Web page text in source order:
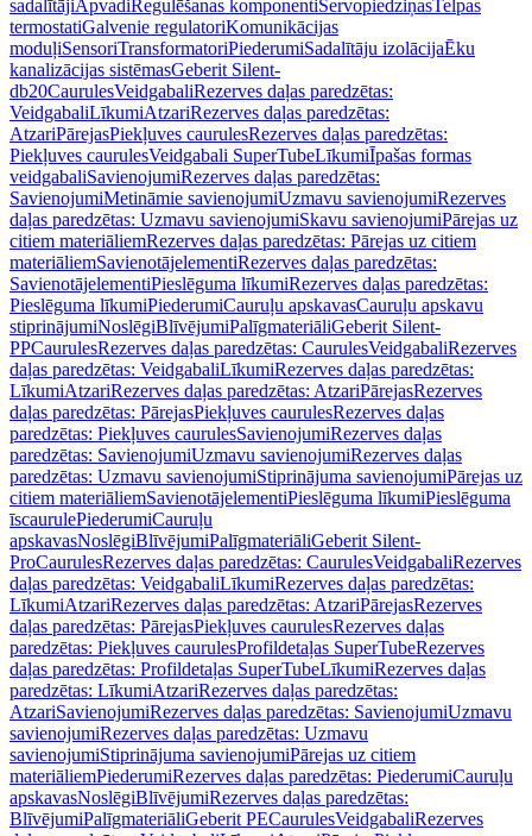
sadalītājiApvadiRegulēšanas komponentiServopiedziņasTelpas
termostatiGalvenie regulatoriKomunikācijas
moduļiSensoriTransformatoriPiederumiSadalītāju izolācijaĒku
kanalizācijas sistēmasGeberit Silent-
db20CaurulesVeidgabaliRezerves daļas paredzētas:
VeidgabaliLīkumiAtzariRezerves daļas paredzētas:
AtzariPārejasPiekļuves caurulesRezerves daļas paredzētas:
Piekļuves caurulesVeidgabali SuperTubeLīkumiĪpašas formas
veidgabaliSavienojumiRezerves daļas paredzētas:
SavienojumiMetināmie savienojumiUzmavu savienojumiRezerves
daļas paredzētas: Uzmavu savienojumiSkavu savienojumiPārejas uz
citiem materiāliemRezerves daļas paredzētas: Pārejas uz citiem
materiāliemSavienotājelementiRezerves daļas paredzētas:
SavienotājelementiPieslēguma līkumiRezerves daļas paredzētas:
Pieslēguma līkumiPiederumiCauruļu apskavasCauruļu apskavu
stiprinājumiNoslēgiBlīvējumiPalīgmateriāliGeberit Silent-
PPCaurulesRezerves daļas paredzētas: CaurulesVeidgabaliRezerves
daļas paredzētas: VeidgabaliLīkumiRezerves daļas paredzētas:
LīkumiAtzariRezerves daļas paredzētas: AtzariPārejasRezerves
daļas paredzētas: PārejasPiekļuves caurulesRezerves daļas
paredzētas: Piekļuves caurulesSavienojumiRezerves daļas
paredzētas: SavienojumiUzmavu savienojumiRezerves daļas
paredzētas: Uzmavu savienojumiStiprinājuma savienojumiPārejas uz
citiem materiāliemSavienotājelementiPieslēguma līkumiPieslēguma
īscaurulePiederumiCauruļu
apskavasNoslēgiBlīvējumiPalīgmateriāliGeberit Silent-
ProCaurulesRezerves daļas paredzētas: CaurulesVeidgabaliRezerves
daļas paredzētas: VeidgabaliLīkumiRezerves daļas paredzētas:
LīkumiAtzariRezerves daļas paredzētas: AtzariPārejasRezerves
daļas paredzētas: PārejasPiekļuves caurulesRezerves daļas
paredzētas: Piekļuves caurulesProfildetaļas SuperTubeRezerves
daļas paredzētas: Profildetaļas SuperTubeLīkumiRezerves daļas
paredzētas: LīkumiAtzariRezerves daļas paredzētas:
AtzariSavienojumiRezerves daļas paredzētas: SavienojumiUzmavu
savienojumiRezerves daļas paredzētas: Uzmavu
savienojumiStiprinājuma savienojumiPārejas uz citiem
materiāliemPiederumiRezerves daļas paredzētas: PiederumiCauruļu
apskavasNoslēgiBlīvējumiRezerves daļas paredzētas:
BlīvējumiPalīgmateriāliGeberit PECaurulesVeidgabaliRezerves